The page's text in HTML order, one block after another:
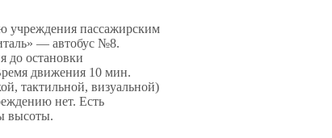
учреждения пассажирским
— автобус №8.
до остановки
движения 10 мин.
тактильной, визуальной)
нет. Есть
высоты.